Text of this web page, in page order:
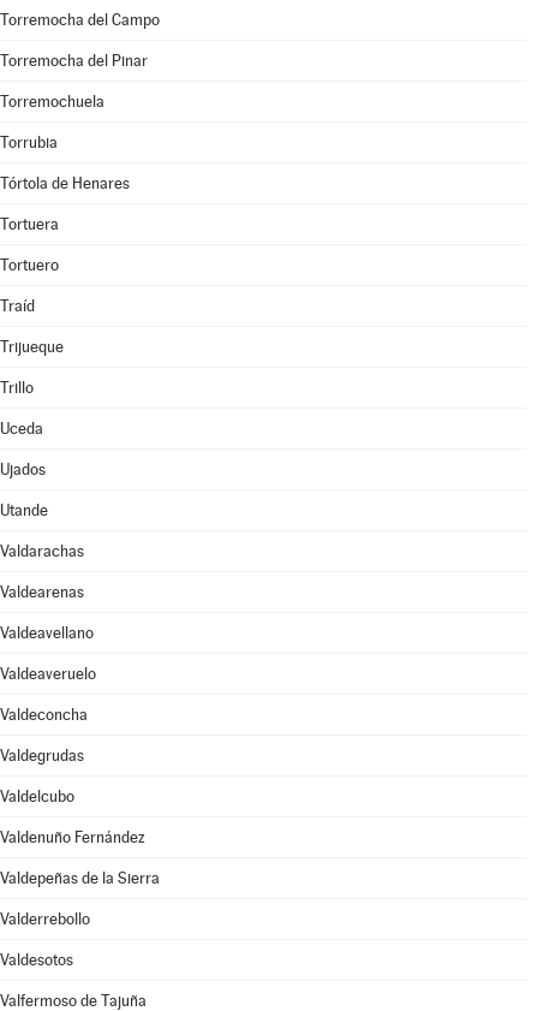
Torremocha del Campo
Torremocha del Pinar
Torremochuela
Torrubia
Tórtola de Henares
Tortuera
Tortuero
Traíd
Trijueque
Trillo
Uceda
Ujados
Utande
Valdarachas
Valdearenas
Valdeavellano
Valdeaveruelo
Valdeconcha
Valdegrudas
Valdelcubo
Valdenuño Fernández
Valdepeñas de la Sierra
Valderrebollo
Valdesotos
Valfermoso de Tajuña